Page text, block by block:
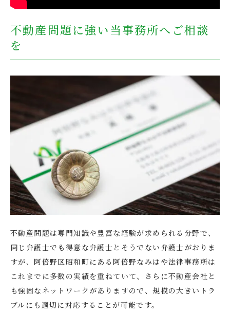
不動産問題に強い当事務所へご相談
を
不動産問題は専門知識や豊富な経験が求められる分野で、
同じ弁護士でも得意な弁護士とそうでない弁護士がおりま
すが、阿倍野区昭和町にある阿倍野なみはや法律事務所は
これまでに多数の実績を重ねていて、さらに不動産会社と
も強固なネットワークがありますので、規模の大きいトラ
ブルにも適切に対応することが可能です。